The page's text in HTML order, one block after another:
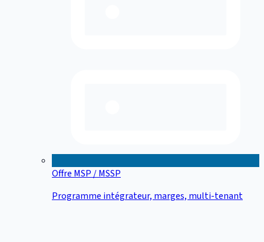
Offre MSP / MSSP
Programme intégrateur, marges, multi-tenant